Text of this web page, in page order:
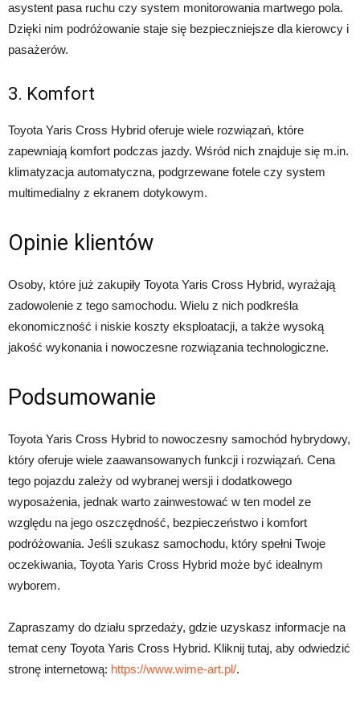
asystent pasa ruchu czy system monitorowania martwego pola.
Dzięki nim podróżowanie staje się bezpieczniejsze dla kierowcy i
pasażerów.
3. Komfort
Toyota Yaris Cross Hybrid oferuje wiele rozwiązań, które
zapewniają komfort podczas jazdy. Wśród nich znajduje się m.in.
klimatyzacja automatyczna, podgrzewane fotele czy system
multimedialny z ekranem dotykowym.
Opinie klientów
Osoby, które już zakupiły Toyota Yaris Cross Hybrid, wyrażają
zadowolenie z tego samochodu. Wielu z nich podkreśla
ekonomiczność i niskie koszty eksploatacji, a także wysoką
jakość wykonania i nowoczesne rozwiązania technologiczne.
Podsumowanie
Toyota Yaris Cross Hybrid to nowoczesny samochód hybrydowy,
który oferuje wiele zaawansowanych funkcji i rozwiązań. Cena
tego pojazdu zależy od wybranej wersji i dodatkowego
wyposażenia, jednak warto zainwestować w ten model ze
względu na jego oszczędność, bezpieczeństwo i komfort
podróżowania. Jeśli szukasz samochodu, który spełni Twoje
oczekiwania, Toyota Yaris Cross Hybrid może być idealnym
wyborem.
Zapraszamy do działu sprzedaży, gdzie uzyskasz informacje na
temat ceny Toyota Yaris Cross Hybrid. Kliknij tutaj, aby odwiedzić
stronę internetową: https://www.wime-art.pl/.